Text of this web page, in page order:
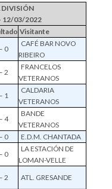
DIVISIÓN
12/03/2022
Visitante
0
CAFÉ BAR NOVO
RIBEIRO
2
FRANCELOS
VETERANOS
1
CALDARIA
VETERANOS
4
BANDE
VETERANOS
0
E.D.M. CHANTADA
0
LA ESTACIÓN DE
LOMAN-VELLE
2
ATL. GRESANDE